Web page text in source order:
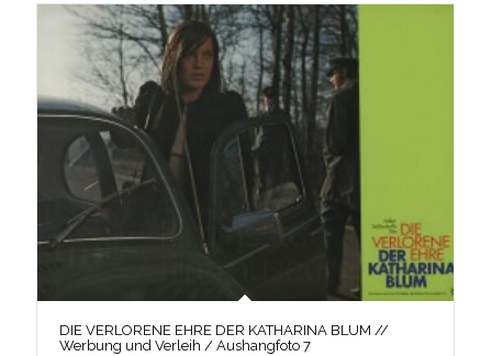
DIE VERLORENE EHRE DER KATHARINA BLUM //
Werbung und Verleih / Aushangfoto 7